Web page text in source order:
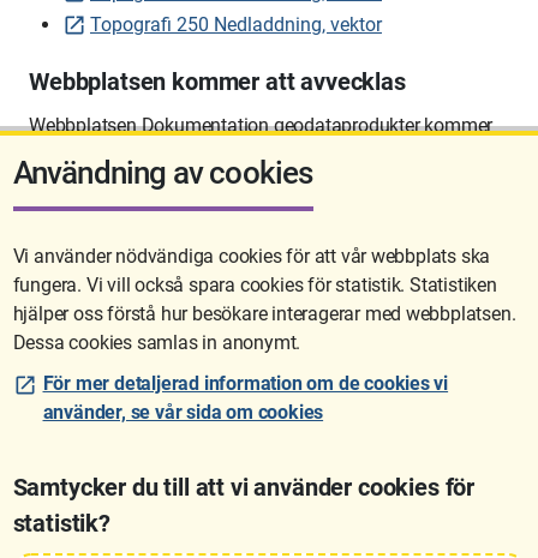
Topografi 250 Nedladdning, vektor
Webbplatsen kommer att avvecklas
Webbplatsen Dokumentation geodataprodukter kommer
att avvecklas på sikt.
Sidan uppdaterades senast: 2026-06-10 12:58
Användning av cookies
Vi använder nödvändiga cookies för att vår webbplats ska
fungera. Vi vill också spara cookies för statistik. Statistiken
hjälper oss förstå hur besökare interagerar med webbplatsen.
Dessa cookies samlas in anonymt.
För mer detaljerad information om de cookies vi
använder, se vår sida om cookies
Samtycker du till att vi använder cookies för
statistik?
Lantmäteriet är den myndighet som kartlägger Sverige. Till våra